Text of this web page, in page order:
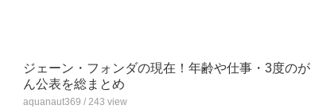
ジェーン・フォンダの現在！年齢や仕事・3度のが
ん公表を総まとめ
aquanaut369 / 243 view